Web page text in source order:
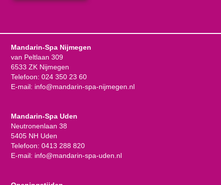
Mandarin-Spa Nijmegen
van Peltlaan 309
6533 ZK Nijmegen
Telefoon: 024 350 23 60
E-mail: info@mandarin-spa-nijmegen.nl
Mandarin-Spa Uden
Neutronenlaan 38
5405 NH Uden
Telefoon: 0413 288 820
E-mail: info@mandarin-spa-uden.nl